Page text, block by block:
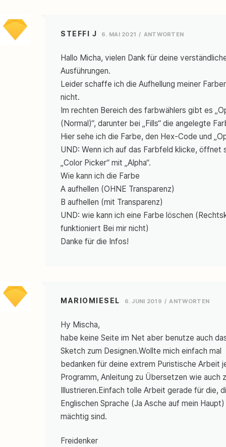
STEFFI J 6. MAI 2021 ANTWORTEN
Hallo Micha, vielen Dank für deine
Ausführungen.
Leider schaffe ich die Aufhellung meiner
nicht.
Im rechten Bereich des farbwählers gibt es
(Normal)“, darunter bei „Fills“ die angelegte
Hier sehe ich die Farbe, den Hex-Code und
UND: Wenn ich auf das Farbfeld klicke, öffnet
„Color Picker“ mit „Alpha“.
Wie kann ich die Farbe
A aufhellen (OHNE Transparenz)
B aufhellen (mit Transparenz)
UND: wie kann ich eine Farbe löschen
funktioniert Bei mir nicht)
Danke für die Infos!
MARIOMIESEL 6. JUNI 2019 ANTWORTEN
Hy Mischa,
habe keine Seite im Net aber benutze auch
Sketch zum Designen.Wollte mich einfach mal
bedanken für deine extrem Puristische Arbeit
Programm, Anleitung zu Übersetzen wie auch
Illustrieren.Einfach tolle Arbeit gerade für die,
Englischen Sprache (Ja Asche auf mein
mächtig sind.
Freidenker